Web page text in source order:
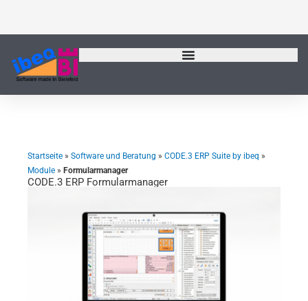
springen
Startseite » Software und Beratung » CODE.3 ERP Suite by ibeq »
Module » Formularmanager
CODE.3 ERP Formularmanager